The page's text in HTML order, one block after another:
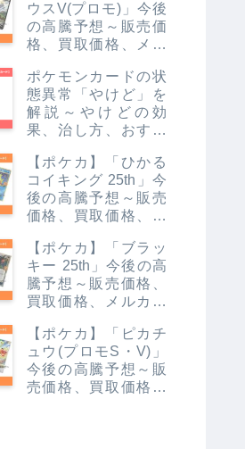
ウスV(プロモ)」今後
の高騰予想～販売価
格、買取価格、メル
から値上がり予想～
ポケモンカードの状
態異常「やけど」を
解説～やけどの効
果、治し方、おすす
【ポケカ】「ひかる
コイキング 25th」今
後の高騰予想～販売
価格、買取価格、メ
いか解説～
【ポケカ】「ブラッ
キー 25th」今後の高
騰予想～販売価格、
買取価格、メルカリ
値上がり予想～
【ポケカ】「ピカチ
ュウ(プロモS・V)」
今後の高騰予想～販
売価格、買取価格、